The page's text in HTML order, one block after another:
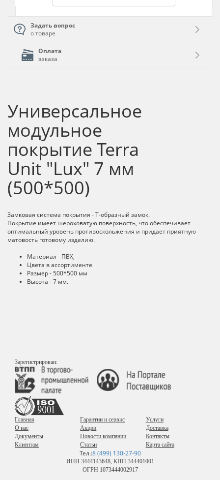
Задать вопрос
о товаре
Оплата
заказа
Универсальное
модульное
покрытие Terra
Unit "Lux" 7 мм
(500*500)
Замковая система покрытия - Т-образный замок.
Покрытие имеет шероховатую поверхность, что обеспечивает
оптимальный уровень противоскольжения и придает приятную
матовость готовому изделию.
Материал - ПВХ,
Цвета в ассортименте
Размер - 500*500 мм
Высота - 7 мм.
Зарегистрирован:
Главная
О нас
Документы
Клиентам
Гарантии и сервис
Акции
Новости компании
Статьи
Услуги
Доставка
Контакты
Карта сайта
Тел.:8 (499) 130-27-90
ИНН 3444143648, КПП 344401001
ОГРН 1073444002917